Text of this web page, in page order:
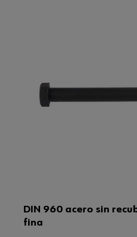
DIN 960 acero sin
fina